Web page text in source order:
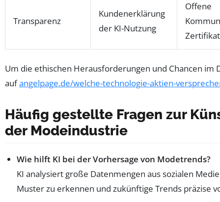
Transparenz
Kundenerklärung
der KI-Nutzung
Offene
Um die ethischen Herausforderungen und Chancen im
aufangelpage.de/welche-technologie-aktien-
Häufig gestellte Fragen zur
der Modeindustrie
Wie hilft KI bei der Vorhersage von Modetrends?
KI analysiert große Datenmengen aus sozialen
Muster zu erkennen und zukünftige Trends präzise